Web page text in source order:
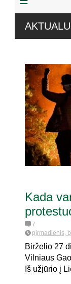
AKTUALU
dėl
Kada
7
pirmadienis,
Birželio 27
Vilniaus
Iš užjūrio į